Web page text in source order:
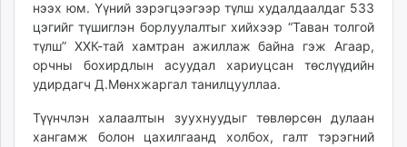
нээх юм. Үүний зэрэгцээгээр түлш худалдаалдаг 533
цэгийг түшиглэн борлуулалтыг хийхээр “Таван толгой
түлш” ХХК-тай хамтран ажиллаж байна гэж Агаар,
орчны бохирдлын асуудал хариуцсан төслүүдийн
удирдагч Д.Мөнхжаргал танилцууллаа.
Түүнчлэн халаалтын зуухнуудыг төвлөрсөн дулаан
хангамж болон цахилгаанд холбох, галт тэрэгний